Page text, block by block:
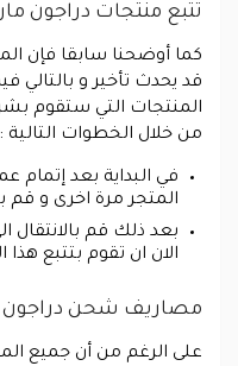
تتبع منتجات دراجون
كما أوضحنا سابقا فإن
قد يحدث تأخير و بالتالي
المنتجات التي ستقوم
من خلال الخطوات التالية :
في البداية بعد إتمام
المتجر مرة اخرى و قم
بعد ذلك قم
الان ان تقوم بتتبع
مصاريف شحن دراجون
على الرغم من أن جميع